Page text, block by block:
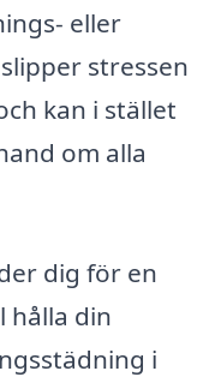
eller
stressen
kan i stället
om alla
dig för en
hålla din
i